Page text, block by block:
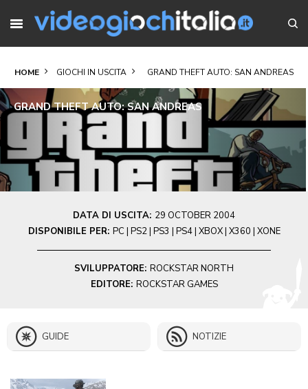
HOME GIOCHI IN USCITA GRAND THEFT AUTO: SAN ANDREAS
GRAND THEFT AUTO: SAN ANDREAS
DATA DI USCITA: 29 OCTOBER 2004
DISPONIBILE PER: PC | PS2 | PS3 | PS4 | XBOX | X360 | XONE
SVILUPPATORE: ROCKSTAR NORTH
EDITORE: ROCKSTAR GAMES
GUIDE NOTIZIE